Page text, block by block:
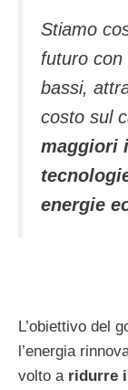
Stiamo
futuro con
bassi,
costo sul
maggiori
energie
L’obiettivo del
l’energia
volto a ridurre